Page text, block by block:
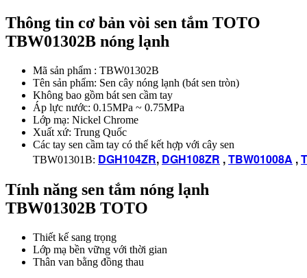
Thông tin cơ bản vòi sen tắm TOTO
TBW01302B nóng lạnh
Mã sản phẩm : TBW01302B
Tên sản phẩm: Sen cây nóng lạnh (bát sen tròn)
Không bao gồm bát sen cầm tay
Áp lực nước: 0.15MPa ~ 0.75MPa
Lớp mạ: Nickel Chrome
Xuất xứ: Trung Quốc
Các tay sen cầm tay có thể kết hợp với cây sen
TBW01301B: DGH104ZR, DGH108ZR ,TBW01008A ,
Tính năng sen tắm nóng lạnh
TBW01302B TOTO
Thiết kế sang trọng
Lớp mạ bền vững với thời gian
Thân van bằng đồng thau